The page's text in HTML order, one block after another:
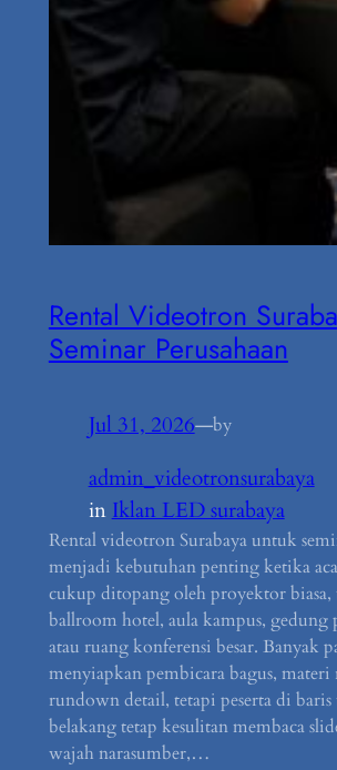
Rental Videotron
Seminar Perusahaan
Jul 31, 2026—by
admin_videotronsurabaya
in Iklan LED surabaya
Rental videotron Surabaya untuk
menjadi kebutuhan penting ketika
cukup ditopang oleh proyektor biasa,
ballroom hotel, aula kampus, gedung
atau ruang konferensi besar. Banyak
menyiapkan pembicara bagus, materi
rundown detail, tetapi peserta di baris
belakang tetap kesulitan membaca
wajah narasumber,…